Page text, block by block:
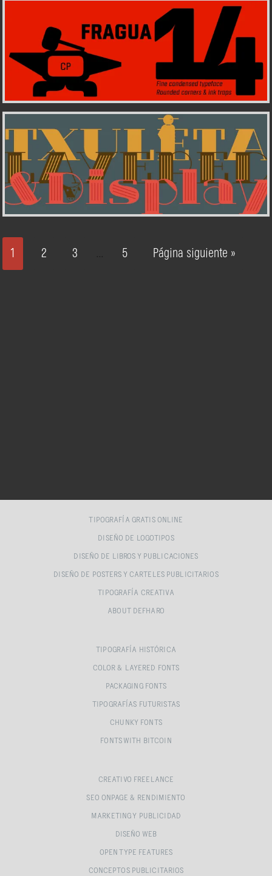
1 2 3 5 Página siguiente »
TIPOGRAFÍA GRATIS ONLINE
DISEÑO DE LOGOTIPOS
DISEÑO DE LIBROS Y PUBLICACIONES
DISEÑO DE POSTERS Y CARTELES PUBLICITARIOS
TIPOGRAFÍA CREATIVA
ABOUT DEFHARO
TIPOGRAFÍA HISTÓRICA
COLOR & LAYERED FONTS
PACKAGING FONTS
TIPOGRAFÍAS FUTURISTAS
CHUNKY FONTS
FONTS WITH BITCOIN
CREATIVO FREELANCE
SEO ONPAGE & RENDIMIENTO
MARKETING Y PUBLICIDAD
DISEÑO WEB
OPEN TYPE FEATURES
CONCEPTOS PUBLICITARIOS